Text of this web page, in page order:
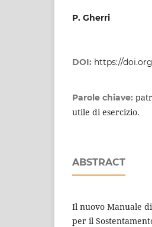
P. Gherri
DOI: https://
Parole chiave:
utile di esercizio.
ABSTRACT
Il nuovo Manuale
per il